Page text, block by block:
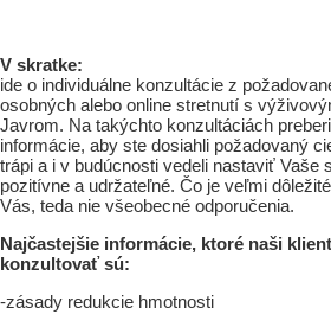
V skratke:
ide o individuálne konzultácie z
osobných alebo online stretnutí s
Javrom. Na takýchto konzultáciách
informácie, aby ste dosiahli požadovaný
trápi a i v budúcnosti vedeli nastaviť Vaše
pozitívne a udržateľné. Čo je veľmi
Vás, teda nie všeobecné odporučenia.
Najčastejšie informácie, ktoré naši
konzultovať sú:
-zásady redukcie hmotnosti